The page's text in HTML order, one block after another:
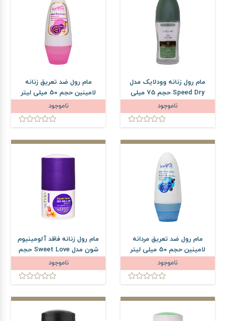
مام رول زنانه وودلایک مدل
Speed Dry حجم 75 میلی
لیتر
ناموجود
مام رول ضد تعریق زنانه
لامینین حجم 50 میلی لیتر
ناموجود
مام رول ضد تعریق مردانه
لامینین حجم 50 میلی لیتر
ناموجود
مام رول زنانه فاقد آلومینیوم
شون مدل Sweet Love حجم
ناموجود